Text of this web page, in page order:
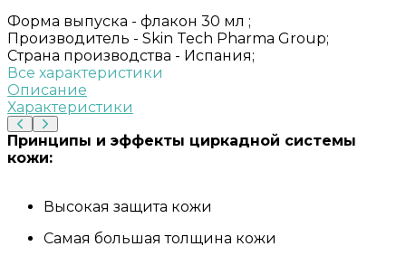
Форма выпуска - флакон 30 мл ;
Производитель - Skin Tech Pharma Group;
Страна производства - Испания;
Все характеристики
Описание
Характеристики
Принципы и эффекты циркадной системы
кожи:
Высокая защита кожи
Самая большая толщина кожи